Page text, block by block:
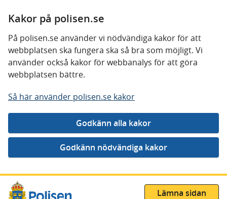
Kakor på polisen.se
På polisen.se använder vi nödvändiga kakor för att
webbplatsen ska fungera ska så bra som möjligt. Vi
använder också kakor för webbanalys för att göra
webbplatsen bättre.
Så här använder polisen.se kakor
Gå direkt till innehåll
Lämna sidan